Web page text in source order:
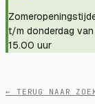
t/m donderdag
15.00 uur
← TERUG NAAR